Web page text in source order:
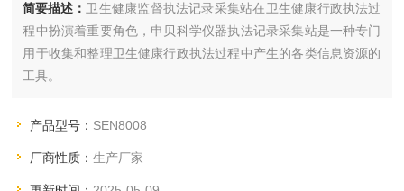
简要描述： 卫生健康监督执法记录采集站在卫生健康行政执法过
程中扮演着重要角色，申贝科学仪器执法记录采集站是一种专门
用于收集和整理卫生健康行政执法过程中产生的各类信息资源的
工具。
产品型号： SEN8008
厂商性质：生产厂家